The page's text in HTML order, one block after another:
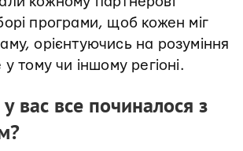
програми, щоб кожен міг
орієнтуючись на розуміння
у тому чи іншому регіоні.
вас все починалося з